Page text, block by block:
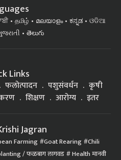
தமிழ் മലയാളം ಕನ್ನಡ
ଓଡିଆ
తెలుగు
Links
फलोत्पादन पशुसंवर्धन
कृषी
शिक्षण आरोग्य इतर
Jagran
Farming Goat Rearing Chili
/ फळबाग लागवड Health मानवी